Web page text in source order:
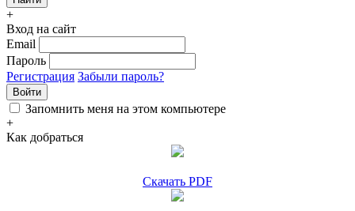
+
Вход на сайт
Email
Пароль
Регистрация Забыли пароль?
Войти
Запомнить меня на этом компьютере
+
Как добраться
Скачать PDF